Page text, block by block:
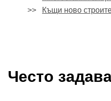
>>
Къщи ново
Често